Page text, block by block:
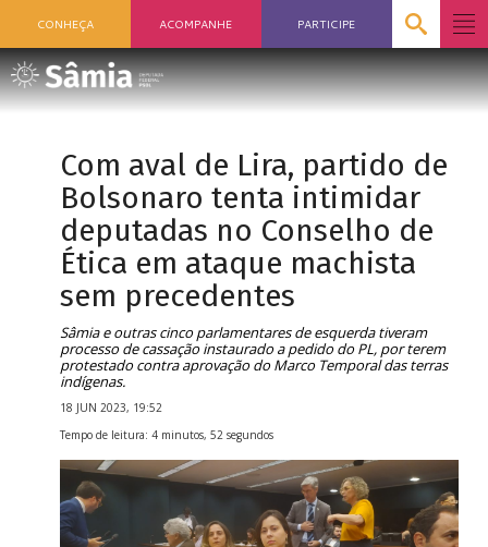
CONHEÇA ACOMPANHE PARTICIPE
Com aval de Lira, partido de
Bolsonaro tenta intimidar
deputadas no Conselho de
Ética em ataque machista
sem precedentes
Sâmia e outras cinco parlamentares de esquerda tiveram
processo de cassação instaurado a pedido do PL, por terem
protestado contra aprovação do Marco Temporal das terras
indígenas.
18 JUN 2023, 19:52
Tempo de leitura: 4 minutos, 52 segundos